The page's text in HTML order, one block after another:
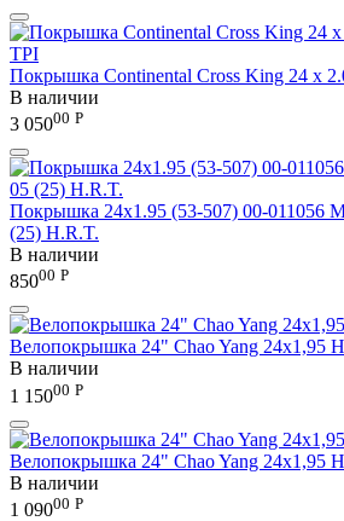
Покрышка Continental Cross King 24 x
В наличии
3 05000 Р
Покрышка 24x1.95 (53-507) 00-011056
(25) H.R.T.
В наличии
85000 Р
Велопокрышка 24" Chao Yang 24х1,95
В наличии
1 15000 Р
Велопокрышка 24" Chao Yang 24х1,95
В наличии
1 09000 Р